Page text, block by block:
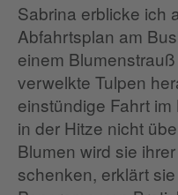
Sabrina erblicke ich
Abfahrtsplan am
einem
verwelkte Tulpen
einstündige Fahrt
in der Hitze nicht
Blumen wird sie
schenken, erklärt